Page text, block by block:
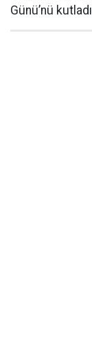
Günü’nü